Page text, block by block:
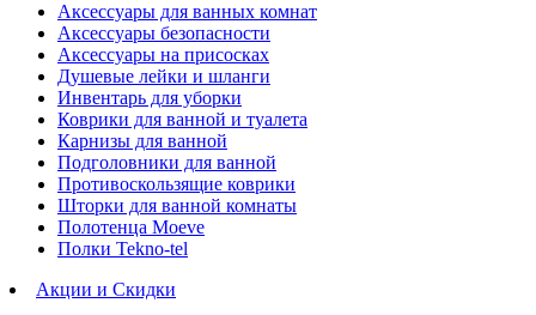
Аксессуары для ванных комнат
Аксессуары безопасности
Аксессуары на присосках
Душевые лейки и шланги
Инвентарь для уборки
Коврики для ванной и туалета
Карнизы для ванной
Подголовники для ванной
Противоскользящие коврики
Шторки для ванной комнаты
Полотенца Moeve
Полки Tekno-tel
Акции и Скидки